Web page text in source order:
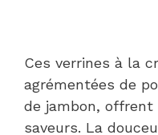
Ces verrines à la
agrémentées de
de jambon, offrent
saveurs. La